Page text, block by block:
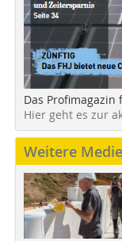
Das
Hier geht es zur
Weitere